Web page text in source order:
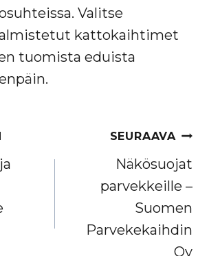
Valitse
kattokaihtimet
tuomista eduista
SEURAAVA
Näkösuojat
parvekkeille –
Suomen
Parvekekaihdin
Oy